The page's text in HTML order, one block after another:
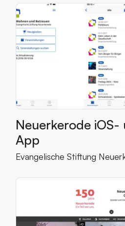
Kategorien
Neuerkerode
App
Mehr lesen über
Mehr über den Kunden
Evangelische Stiftung
Kategorien
Mehr lesen über